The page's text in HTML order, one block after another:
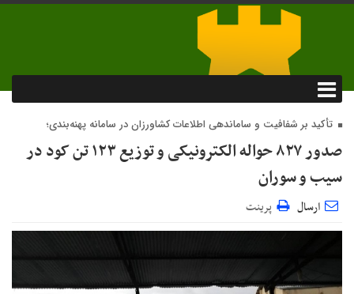
تأکید بر شفافیت و ساماندهی اطلاعات کشاورزان در سامانه پهنه‌بندی؛
صدور ۸۲۷ حواله الکترونیکی و توزیع ۱۲۳ تن کود در
سیب و سوران
ارسال پرینت